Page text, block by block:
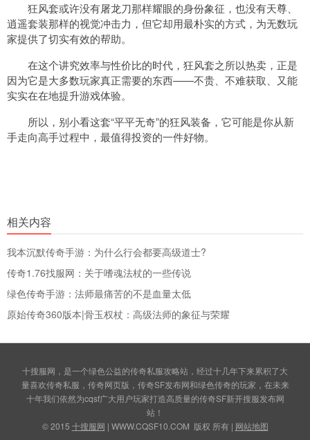
狂风套或许没有屠龙刀那样耀眼的身份象征，也没有天尊、
逍遥套装那样的视觉冲击力，但它却用最朴实的方式，为无数玩
家提供了切实有效的帮助。
在这个讲究效率与性价比的时代，狂风套之所以热卖，正是
因为它是大多数玩家真正需要的东西——不贵、不难获取、又能
实实在在地提升游戏体验。
所以，别小看这套“平平无奇”的狂风装备，它可能是你从新
手走向高手过程中，最值得投资的一件好物。
相关内容
我本沉默传奇手游：为什么行会都要高级道士?
传奇1.76找服网：关于嗜魂法杖的一些传说
绿色传奇手游：法师最痛苦的不是血量太低
原始传奇360版本|骨玉权杖：高级法师的象征与荣耀
十搜服网，是一个绿色公益的传奇私服攻略站，经过十几年下来累积了大
量喜欢传奇私服，传奇网页版，传奇SF发布网和绿色传奇的玩家，在未来
十年我们依然为cqsf广大用户玩家打造高质量的传奇SF新开搜服发布网
站！
© 2015 十搜服网 | WWW.CQSF10.COM 版权 所有 | 网站地图